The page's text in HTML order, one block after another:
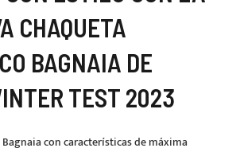
CHAQUETA
BAGNAIA DE
TEST 2023
con características de máxima